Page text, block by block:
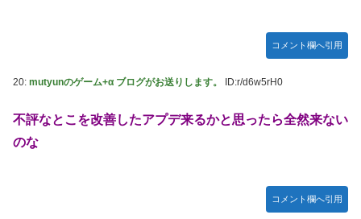
コメント欄へ引用
20: mutyunのゲーム+α ブログがお送りします。 ID:r/d6w5rH0
不評なとこを改善したアプデ来るかと思ったら全然来ない
のな
コメント欄へ引用